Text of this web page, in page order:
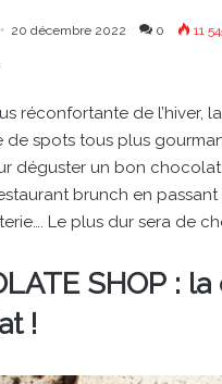
20 décembre 2022 0 11
réconfortante de l’hiver,
de spots tous plus
déguster un bon
brunch en
Le plus dur sera de
SHOP :
!